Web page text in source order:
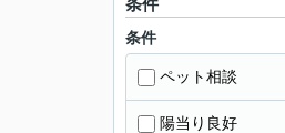
条件
条件
ペット相談
陽当り良好